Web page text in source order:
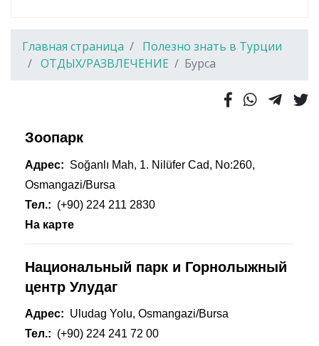
Главная страница
Полезно знать в Турции
ОТДЫХ/РАЗВЛЕЧЕНИЕ
Бурса
Зоопарк
Адрес: Soğanlı Mah, 1. Nilüfer Cad, No:260,
Osmangazi/Bursa
Тел.: (+90) 224 211 2830
На карте
Национальный парк и Горнолыжный
центр Улудаг
Адрес: Uludag Yolu, Osmangazi/Bursa
Тел.: (+90) 224 241 72 00